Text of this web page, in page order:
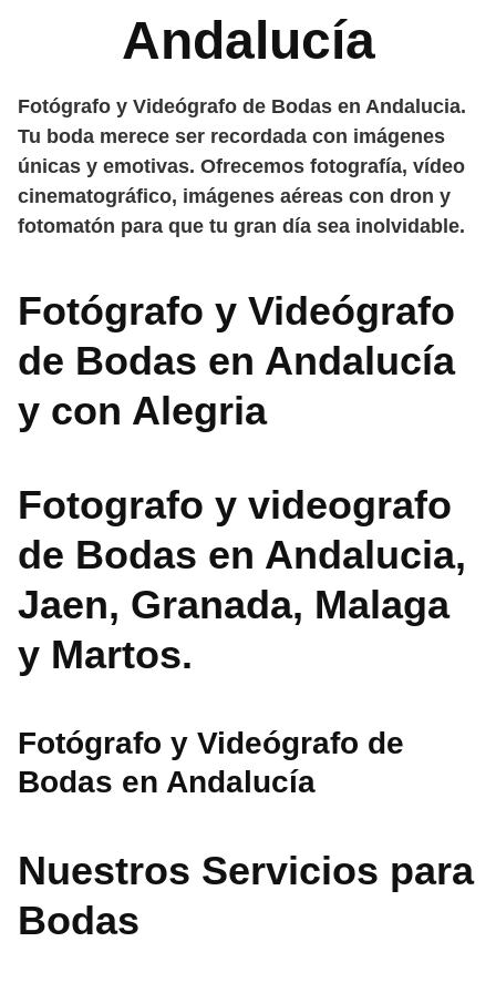
Andalucía
Fotógrafo y Videógrafo de Bodas en Andalucia.
Tu boda merece ser recordada con imágenes
únicas y emotivas. Ofrecemos fotografía, vídeo
cinematográfico, imágenes aéreas con dron y
fotomatón para que tu gran día sea inolvidable.
Fotógrafo y Videógrafo
de Bodas en Andalucía
y con Alegria
Fotografo y videografo
de Bodas en Andalucia,
Jaen, Granada, Malaga
y Martos.
Fotógrafo y Videógrafo de
Bodas en Andalucía
Nuestros Servicios para
Bodas